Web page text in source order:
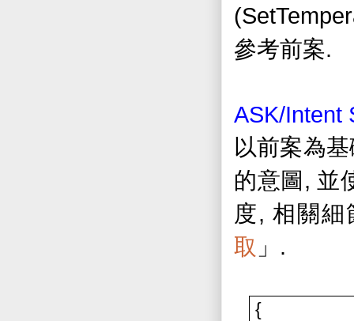
參考前案.
ASK/Intent
以前案為
的意圖 , 並
度, 相關細
取 」 .
{